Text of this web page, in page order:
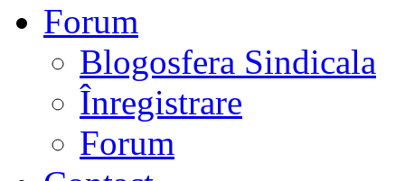
Forum
Blogosfera Sindicala
Înregistrare
Forum